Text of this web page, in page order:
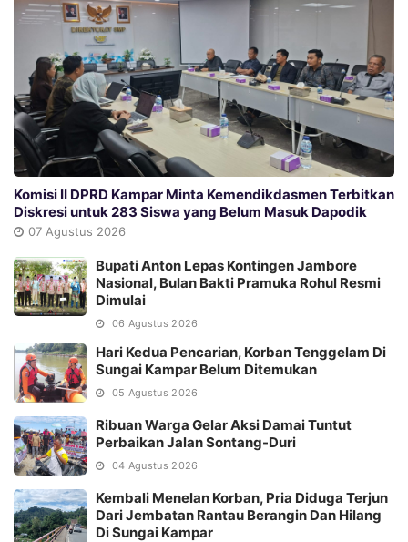
Komisi II DPRD Kampar Minta Kemendikdasmen Terbitkan
Diskresi untuk 283 Siswa yang Belum Masuk Dapodik
07 Agustus 2026
Bupati Anton Lepas Kontingen Jambore
Nasional, Bulan Bakti Pramuka Rohul Resmi
Dimulai
06 Agustus 2026
Hari Kedua Pencarian, Korban Tenggelam Di
Sungai Kampar Belum Ditemukan
05 Agustus 2026
Ribuan Warga Gelar Aksi Damai Tuntut
Perbaikan Jalan Sontang-Duri
04 Agustus 2026
Kembali Menelan Korban, Pria Diduga Terjun
Dari Jembatan Rantau Berangin Dan Hilang
Di Sungai Kampar